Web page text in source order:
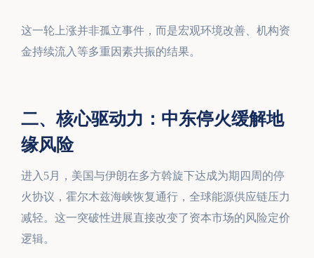
这一轮上涨并非孤立事件，而是宏观环境改善、机构资
金持续流入等多重因素共振的结果。
二、核心驱动力：中东停火缓解地
缘风险
进入5月，美国与伊朗在多方斡旋下达成为期四周的停
火协议，霍尔木兹海峡恢复通行，全球能源供应链压力
减轻。这一突破性进展直接改变了资本市场的风险定价
逻辑。